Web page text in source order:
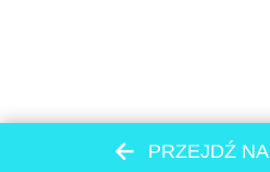
PRZEJDŹ NA